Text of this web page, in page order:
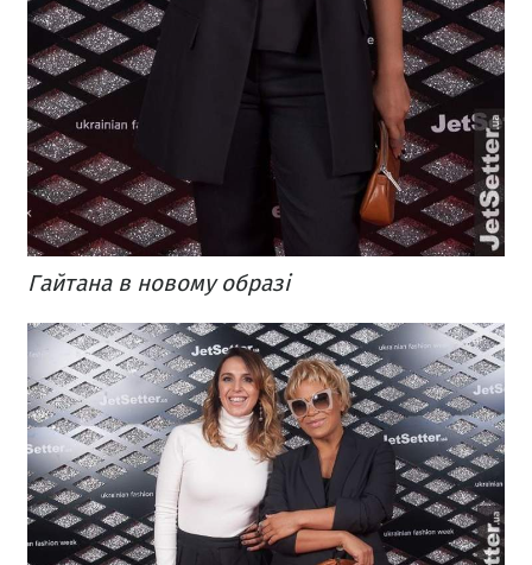
Гайтана в новому образі